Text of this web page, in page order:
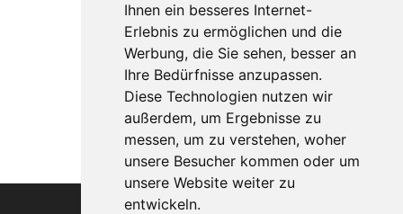
Ihnen ein besseres Internet-
Erlebnis zu ermöglichen und die
Werbung, die Sie sehen, besser an
Ihre Bedürfnisse anzupassen.
Diese Technologien nutzen wir
außerdem, um Ergebnisse zu
messen, um zu verstehen, woher
unsere Besucher kommen oder um
unsere Website weiter zu
entwickeln.